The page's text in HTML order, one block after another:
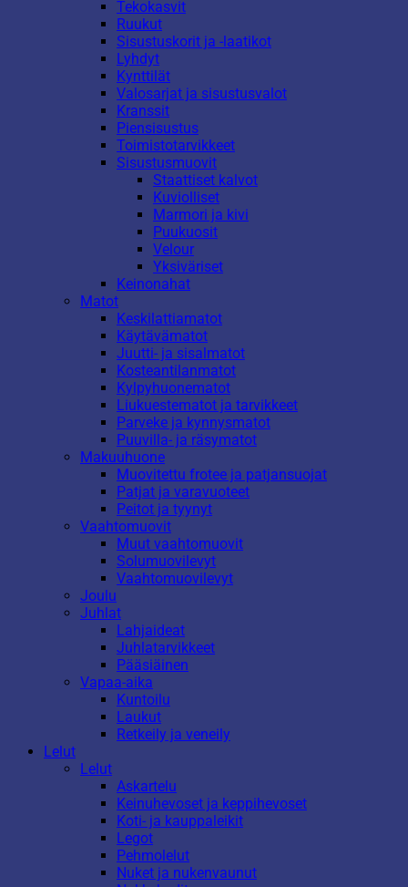
Tekokasvit
Ruukut
Sisustuskorit ja -laatikot
Lyhdyt
Kynttilät
Valosarjat ja sisustusvalot
Kranssit
Piensisustus
Toimistotarvikkeet
Sisustusmuovit
Staattiset kalvot
Kuviolliset
Marmori ja kivi
Puukuosit
Velour
Yksiväriset
Keinonahat
Matot
Keskilattiamatot
Käytävämatot
Juutti- ja sisalmatot
Kosteantilanmatot
Kylpyhuonematot
Liukuestematot ja tarvikkeet
Parveke ja kynnysmatot
Puuvilla- ja räsymatot
Makuuhuone
Muovitettu frotee ja patjansuojat
Patjat ja varavuoteet
Peitot ja tyynyt
Vaahtomuovit
Muut vaahtomuovit
Solumuovilevyt
Vaahtomuovilevyt
Joulu
Juhlat
Lahjaideat
Juhlatarvikkeet
Pääsiäinen
Vapaa-aika
Kuntoilu
Laukut
Retkeily ja veneily
Lelut
Lelut
Askartelu
Keinuhevoset ja keppihevoset
Koti- ja kauppaleikit
Legot
Pehmolelut
Nuket ja nukenvaunut